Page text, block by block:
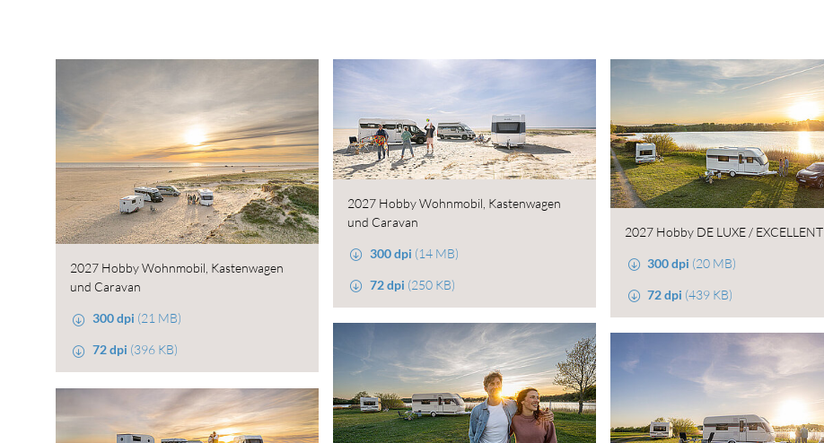
2027 Hobby Wohnmobil, Kastenwagen
und Caravan
300 dpi (21 MB)
72 dpi (396 KB)
2027 Hobby Wohnmobil, Kastenwagen
und Caravan
300 dpi (14 MB)
72 dpi (250 KB)
2027 Hobby DE LUXE / EXCELLENT
300 dpi (20 MB)
72 dpi (439 KB)